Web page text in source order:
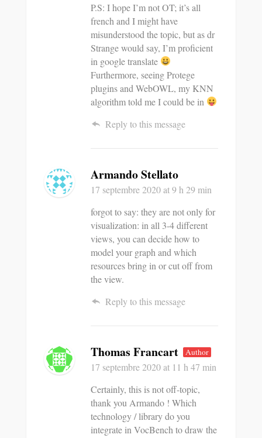
P.S: I hope I’m not OT; it’s all
french and I might have
misunderstood the topic, but as dr
Strange would say, I’m proficient
in google translate
Furthermore, seeing Protege
plugins and WebOWL, my KNN
algorithm told me I could be in
Reply to this message
Armando Stellato
17 septembre 2020at 9 h 29 min
forgot to say: they are not only for
visualization: in all 3-4 different
views, you can decide how to
model your graph and which
resources bring in or cut off from
the view.
Reply to this message
Thomas Francart Author
17 septembre 2020at 11 h 47 min
Certainly, this is not off-topic,
thank you Armando ! Which
technology / library do you
integrate in VocBench to draw the